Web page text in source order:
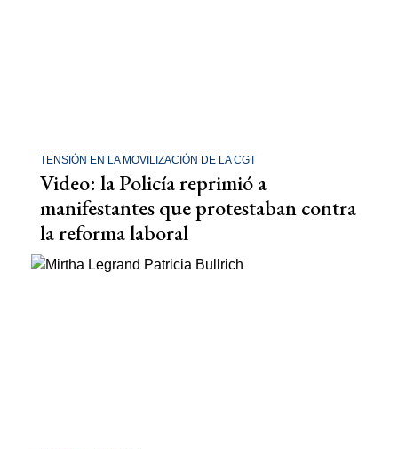
TENSIÓN EN LA MOVILIZACIÓN DE LA CGT
Video: la Policía reprimió a
manifestantes que protestaban contra
la reforma laboral